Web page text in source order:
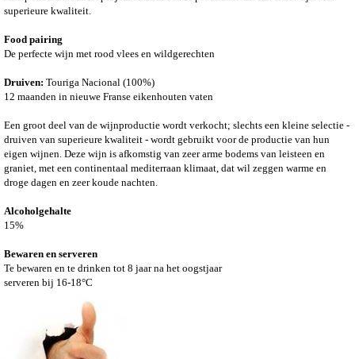
superieure kwaliteit.
Food pairing
De perfecte wijn met rood vlees en wildgerechten
Druiven: Touriga Nacional (100%)
12 maanden in nieuwe Franse eikenhouten vaten
Een groot deel van de wijnproductie wordt verkocht; slechts een kleine selectie -
druiven van superieure kwaliteit - wordt gebruikt voor de productie van hun
eigen wijnen. Deze wijn is afkomstig van zeer arme bodems van leisteen en
graniet, met een continentaal mediterraan klimaat, dat wil zeggen warme en
droge dagen en zeer koude nachten.
Alcoholgehalte
15%
Bewaren en serveren
Te bewaren en te drinken tot 8 jaar na het oogstjaar
serveren bij 16-18°C